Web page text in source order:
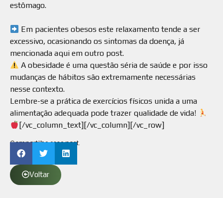
estômago.
Em pacientes obesos este relaxamento tende a ser
excessivo, ocasionando os sintomas da doença, já
mencionada aqui em outro post.⠀
A obesidade é uma questão séria de saúde e por isso
mudanças de hábitos são extremamente necessárias
nesse contexto.⠀
Lembre-se a prática de exercícios físicos unida a uma
alimentação adequada pode trazer qualidade de vida!
[/vc_column_text][/vc_column][/vc_row]
Compartilhe esse post.
Voltar